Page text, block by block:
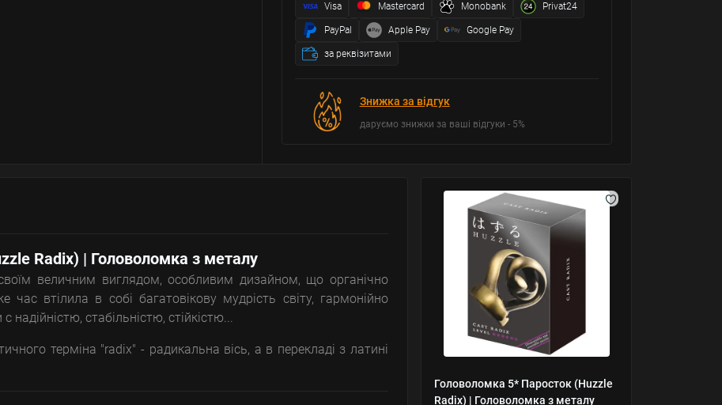
Visa Mastercard Monobank Privat24
PayPal Apple Pay Google Pay
за реквізитами
Знижка за відгук
даруємо знижки за ваші відгуки - 5%
Головоломка 5* Паросток (Huzzle
Radix) | Головоломка з металу
Radix) | Головоломка з металу
величним виглядом, особливим дизайном, що органічно
втілила в собі багатовікову мудрість світу, гармонійно
стабільністю, стійкістю...
терміна "radix" - радикальна вісь, а в перекладі з латині